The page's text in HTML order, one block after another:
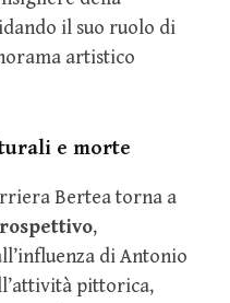
il suo ruolo di
artistico
e morte
Bertea torna a
,
di Antonio
pittorica,